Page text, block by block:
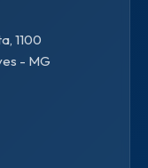
1100
- MG